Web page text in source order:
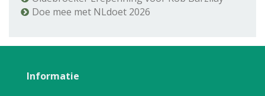
Doe mee met NLdoet 2026
Informatie